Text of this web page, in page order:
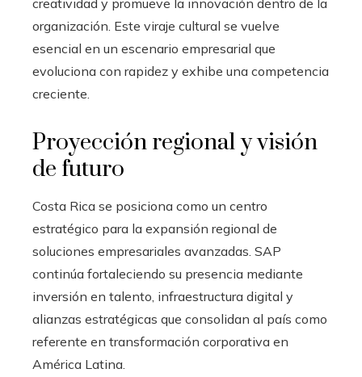
creatividad y promueve la innovación dentro de la
organización. Este viraje cultural se vuelve
esencial en un escenario empresarial que
evoluciona con rapidez y exhibe una competencia
creciente.
Proyección regional y visión
de futuro
Costa Rica se posiciona como un centro
estratégico para la expansión regional de
soluciones empresariales avanzadas. SAP
continúa fortaleciendo su presencia mediante
inversión en talento, infraestructura digital y
alianzas estratégicas que consolidan al país como
referente en transformación corporativa en
América Latina.